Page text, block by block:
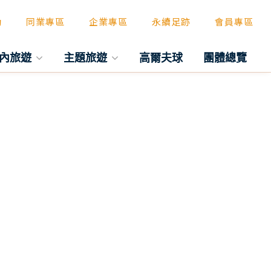
同業專區 企業專區 永續足跡 會員專區
旅遊 主題旅遊 高爾夫球 團體總覽